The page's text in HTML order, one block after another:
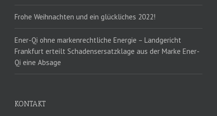
Frohe Weihnachten und ein glückliches 2022!
Ener-Qi ohne markenrechtliche Energie – Landgericht
Frankfurt erteilt Schadensersatzklage aus der Marke Ener-
Qi eine Absage
KONTAKT